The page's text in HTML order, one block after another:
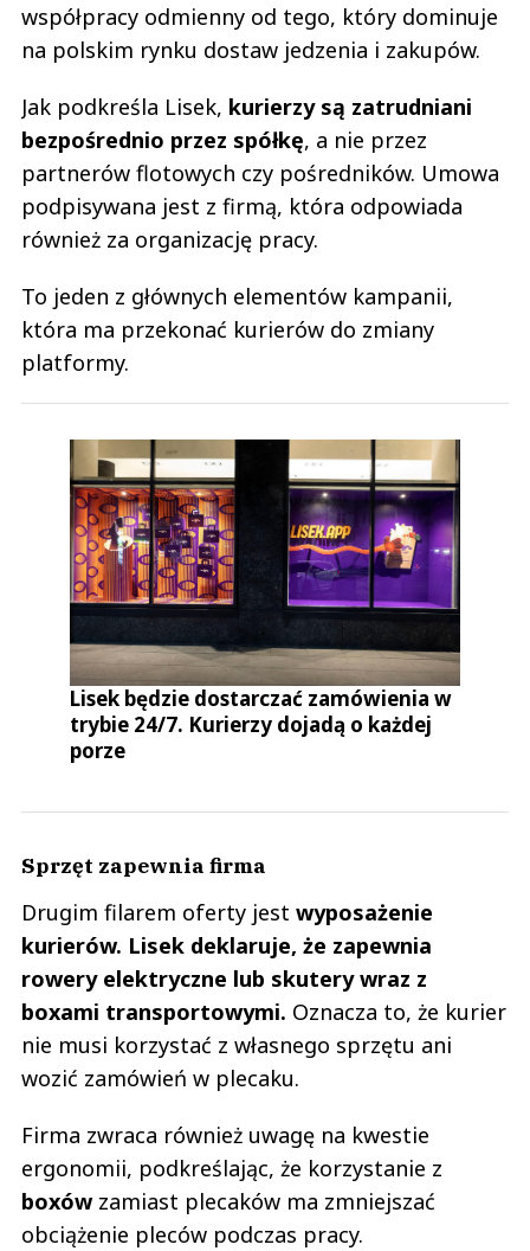
współpracy odmienny od tego, który dominuje
na polskim rynku dostaw jedzenia i zakupów.
Jak podkreśla Lisek, kurierzy są zatrudniani
bezpośrednio przez spółkę, a nie przez
partnerów flotowych czy pośredników. Umowa
podpisywana jest z firmą, która odpowiada
również za organizację pracy.
To jeden z głównych elementów kampanii,
która ma przekonać kurierów do zmiany
platformy.
Lisek będzie dostarczać zamówienia w
trybie 24/7. Kurierzy dojadą o każdej
porze
Sprzęt zapewnia firma
Drugim filarem oferty jest wyposażenie
kurierów. Lisek deklaruje, że zapewnia
rowery elektryczne lub skutery wraz z
boxami transportowymi. Oznacza to, że kurier
nie musi korzystać z własnego sprzętu ani
wozić zamówień w plecaku.
Firma zwraca również uwagę na kwestie
ergonomii, podkreślając, że korzystanie z
boxówzamiast plecaków ma zmniejszać
obciążenie pleców podczas pracy.